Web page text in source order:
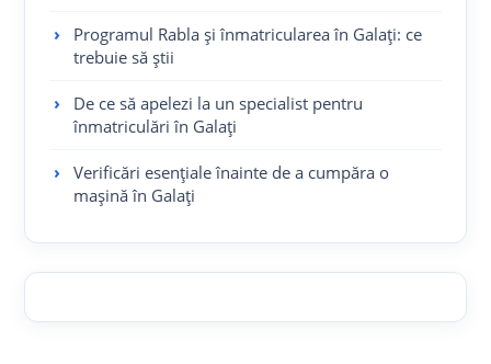
Programul Rabla și înmatricularea în Galați: ce
trebuie să știi
De ce să apelezi la un specialist pentru
înmatriculări în Galați
Verificări esențiale înainte de a cumpăra o
mașină în Galați